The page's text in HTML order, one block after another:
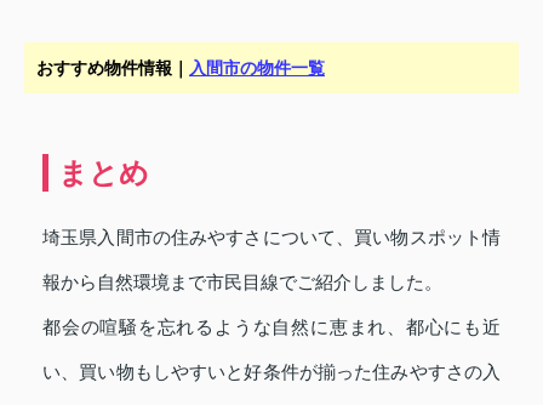
おすすめ物件情報｜ 入間市の物件一覧
まとめ
埼玉県入間市の住みやすさについて、買い物スポット情
報から自然環境まで市民目線でご紹介しました。
都会の喧騒を忘れるような自然に恵まれ、都心にも近
い、買い物もしやすいと好条件が揃った住みやすさの入